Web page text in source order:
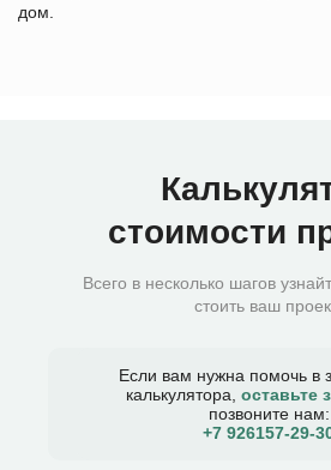
дом.
стоимости
Всего в несколько шагов
стоить ваш
Если вам нужна помочь в
калькулятора, оставьте
позвоните нам:
+7 926157-29-